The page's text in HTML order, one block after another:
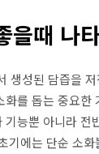
을때 나
생성된 담즙을
화를 돕는 중요한
기능뿐 아니라 전
기에는 단순 소